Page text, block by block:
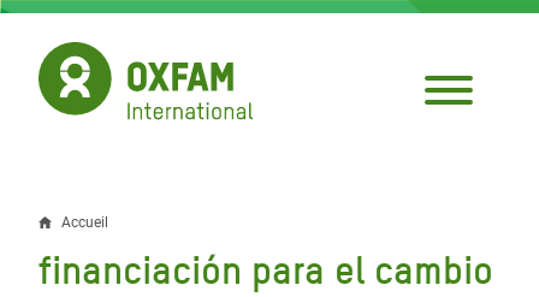
Aller
contenu
principal
Fil
d'Ariane
Accueil
financiación para el cambio